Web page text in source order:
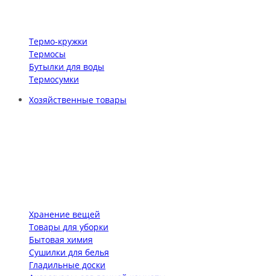
Термо-кружки
Термосы
Бутылки для воды
Термосумки
Хозяйственные товары
Хранение вещей
Товары для уборки
Бытовая химия
Сушилки для белья
Гладильные доски